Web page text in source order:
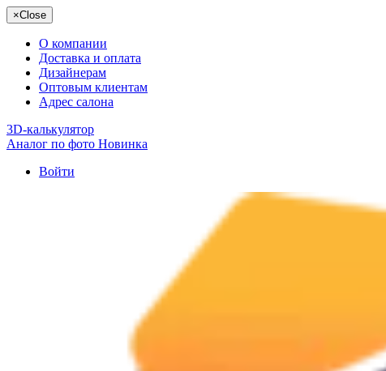
×Close
О компании
Доставка и оплата
Дизайнерам
Оптовым клиентам
Адрес салона
3D-калькулятор
Аналог по фото Новинка
Войти